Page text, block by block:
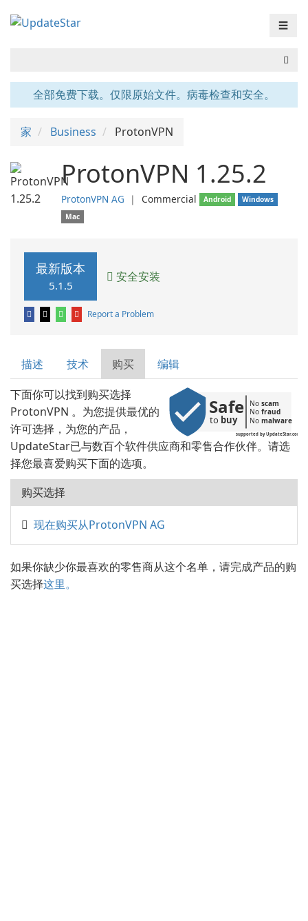
☰
全部免费下载。仅限原始文件。病毒检查和安全。
家 Business ProtonVPN
ProtonVPN 1.25.2
ProtonVPN AG ❘ Commercial Android
Windows
Mac
最新版本
5.1.5
安全安装
Report a Problem
描述 技术 购买 编辑
supported by UpdateStar.com
Safe
to buy
No scam
No fraud
No malware
下面你可以找到购买选择
ProtonVPN 。为您提供最优的
许可选择，为您的产品，
UpdateStar已与数百个软件供应商和零售合作伙伴。请选
择您最喜爱购买下面的选项。
购买选择
现在购买从ProtonVPN AG
如果你缺少你最喜欢的零售商从这个名单，请完成产品的购
买选择这里。